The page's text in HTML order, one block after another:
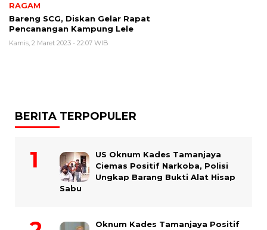
RAGAM
Bareng SCG, Diskan Gelar Rapat
Pencanangan Kampung Lele
Kamis, 2 Maret 2023 - 22:07 WIB
BERITA TERPOPULER
US Oknum Kades Tamanjaya
Ciemas Positif Narkoba, Polisi
Ungkap Barang Bukti Alat Hisap
Sabu
Oknum Kades Tamanjaya Positif